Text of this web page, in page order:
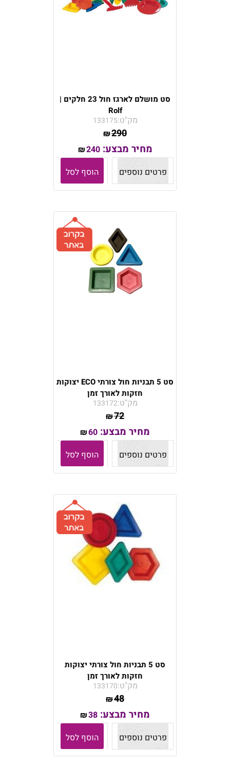
סט מושלם לארגז חול 23 חלקים |
Rolf
מק"ט:133175
₪290
מחיר מבצע: ₪240
פרטים נוספים
הוסף לסל
סט 5 תבניות חול צורתי ECO יצוקות
חזקות לאורך זמן
מק"ט:133172
₪72
מחיר מבצע: ₪60
פרטים נוספים
הוסף לסל
סט 5 תבניות חול צורתי יצוקות
חזקות לאורך זמן
מק"ט:133170
₪48
מחיר מבצע: ₪38
פרטים נוספים
הוסף לסל